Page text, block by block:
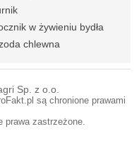
w żywieniu bydła
chlewna
Sp. z o.o.
są chronione prawami
prawa zastrzeżone.